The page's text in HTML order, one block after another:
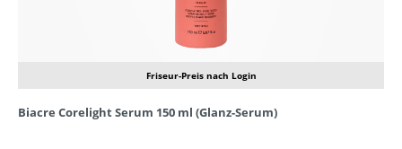
Friseur-Preis nach Login
Biacre Corelight Serum 150 ml (Glanz-Serum)